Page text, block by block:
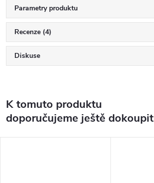
Parametry produktu
Recenze (4)
Diskuse
K tomuto produktu
doporučujeme ještě dokoupit